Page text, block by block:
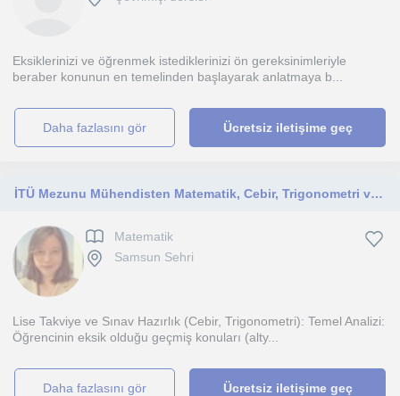
Eksiklerinizi ve öğrenmek istediklerinizi ön gereksinimleriyle
beraber konunun en temelinden başlayarak anlatmaya b...
daha fazlasını gör Ücretsiz iletişime geç
İTÜ Mezunu Mühendisten Matematik, Cebir, Trigonometri ve Diferansiyel Dersi. Online yada yüz yüze olabilir.
Matematik
Samsun Sehri
Lise Takviye ve Sınav Hazırlık (Cebir, Trigonometri): Temel Analizi:
Öğrencinin eksik olduğu geçmiş konuları (alty...
daha fazlasını gör Ücretsiz iletişime geç